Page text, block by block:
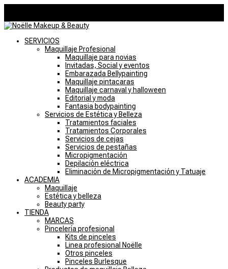
SERVICIOS
Maquillaje Profesional
Maquillaje para novias
Invitadas, Social y eventos
Embarazada Bellypainting
Maquillaje pintacaras
Maquillaje carnaval y halloween
Editorial y moda
Fantasia bodypainting
Servicios de Estética y Belleza
Tratamientos faciales
Tratamientos Corporales
Servicios de cejas
Servicios de pestañas
Micropigmentación
Depilación eléctrica
Eliminación de Micropigmentación y Tatuaje
ACADEMIA
Maquillaje
Estética y belleza
Beauty party
TIENDA
MARCAS
Pincelería profesional
Kits de pinceles
Linea profesional Noëlle
Otros pinceles
Pinceles Burlesque